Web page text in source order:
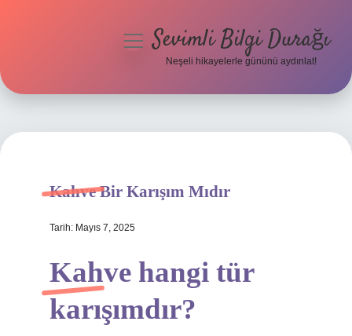
Hakkımızda
menüyüSevimli Bilgi Durağı
Neşeli hikayelerle gününü aydınlat!
Kahve Bir Karışım Mıdır
Tarih: Mayıs 7, 2025
Kahve hangi tür
karışımdır?